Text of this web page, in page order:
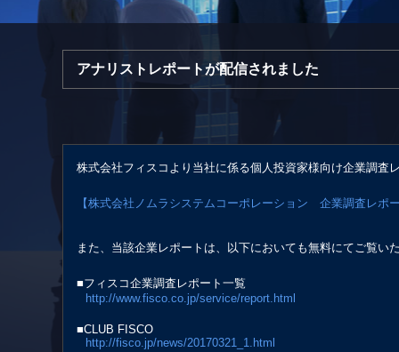
アナリストレポートが配信されました
株式会社フィスコより当社に係る個人投資家様向け企業調査
【株式会社ノムラシステムコーポレーション 企業調査レポ
また、当該企業レポートは、以下においても無料にてご覧い
■フィスコ企業調査レポート一覧
http://www.fisco.co.jp/service/report.html
■CLUB FISCO
http://fisco.jp/news/20170321_1.html